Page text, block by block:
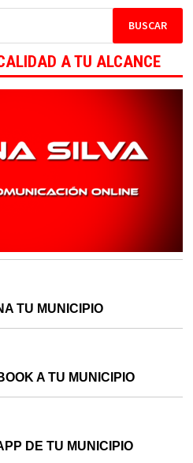
A TU ALCANCE
TU MUNICIPIO
A TU MUNICIPIO
DE TU MUNICIPIO